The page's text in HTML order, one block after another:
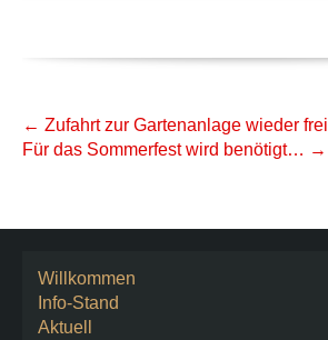
Weitere
Artikel
← Zufahrt zur Gartenanlage wieder frei
Für das Sommerfest wird benötigt… →
Willkommen
Info-Stand
Aktuell